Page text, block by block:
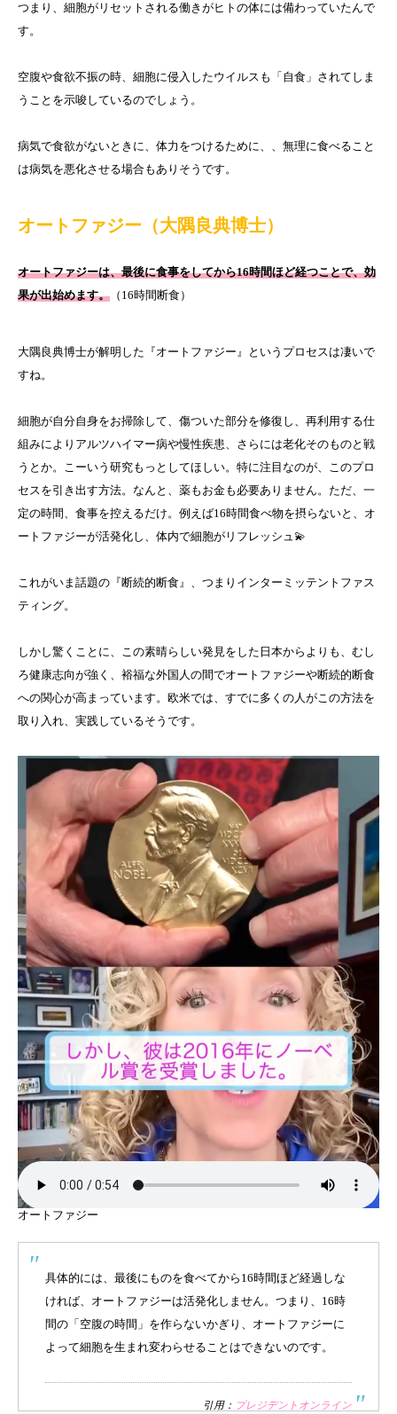
つまり、細胞がリセットされる働きがヒトの体には備わっていたんで
す。
空腹や食欲不振の時、細胞に侵入したウイルスも「自食」されてしま
うことを示唆しているのでしょう。
病気で食欲がないときに、体力をつけるために、、無理に食べること
は病気を悪化させる場合もありそうです。
オートファジー（大隅良典博士）
オートファジーは、最後に食事をしてから16時間ほど経つことで、効
果が出始めます。 （16時間断食）
大隅良典博士が解明した『オートファジー』というプロセスは凄いで
すね。
細胞が自分自身をお掃除して、傷ついた部分を修復し、再利用する仕
組みによりアルツハイマー病や慢性疾患、さらには老化そのものと戦
うとか。こーいう研究もっとしてほしい。特に注目なのが、このプロ
セスを引き出す方法。なんと、薬もお金も必要ありません。ただ、一
定の時間、食事を控えるだけ。例えば16時間食べ物を摂らないと、オ
ートファジーが活発化し、体内で細胞がリフレッシュ💫
これがいま話題の『断続的断食』、つまりインターミッテントファス
ティング。
しかし驚くことに、この素晴らしい発見をした日本からよりも、むし
ろ健康志向が強く、裕福な外国人の間でオートファジーや断続的断食
への関心が高まっています。欧米では、すでに多くの人がこの方法を
取り入れ、実践しているそうです。
オートファジー
具体的には、最後にものを食べてから16時間ほど経過しな
ければ、オートファジーは活発化しません。つまり、16時
間の「空腹の時間」を作らないかぎり、オートファジーに
よって細胞を生まれ変わらせることはできないのです。
引用： プレジデントオンライン